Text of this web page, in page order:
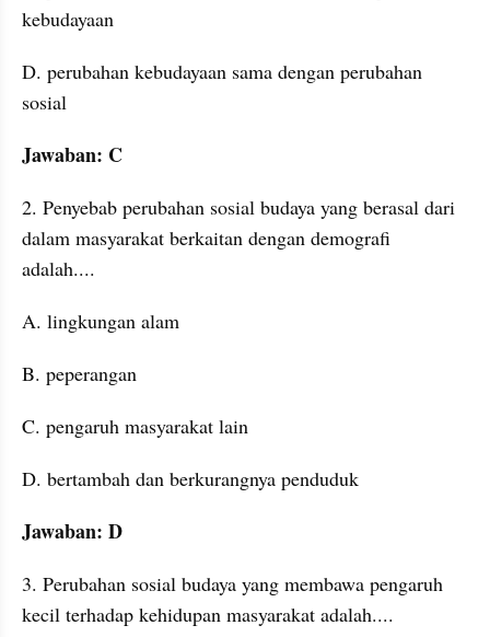
kebudayaan
D. perubahan kebudayaan sama dengan perubahan
sosial
Jawaban: C
2. Penyebab perubahan sosial budaya yang berasal dari
dalam masyarakat berkaitan dengan demografi
adalah....
A. lingkungan alam
B. peperangan
C. pengaruh masyarakat lain
D. bertambah dan berkurangnya penduduk
Jawaban: D
3. Perubahan sosial budaya yang membawa pengaruh
kecil terhadap kehidupan masyarakat adalah....